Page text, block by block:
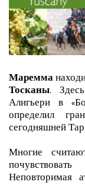
Маремма
Тосканы.
Алигьери в
определил
сегодняшней
Многие
Неповторимая